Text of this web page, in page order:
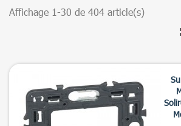
Affichage 1-30 de 404 article(s)